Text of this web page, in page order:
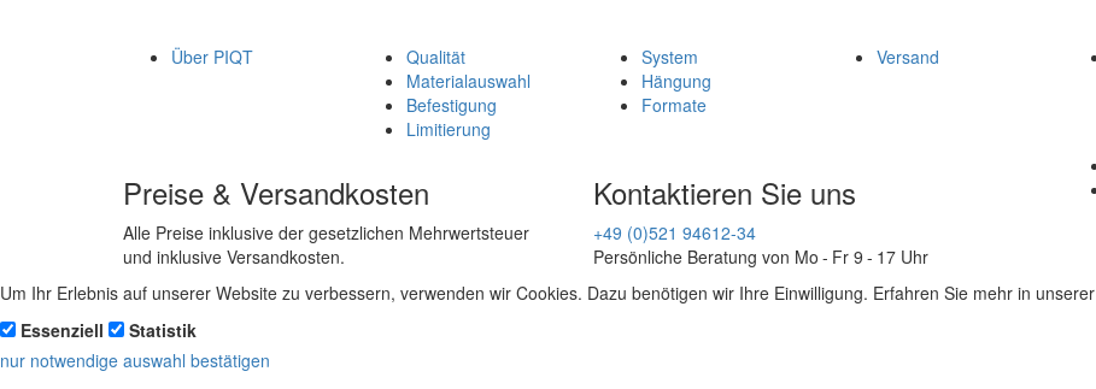
Über PIQT
Qualität
Materialauswahl
Befestigung
Limitierung
System
Hängung
Formate
Versand
Preise & Versandkosten
Alle Preise inklusive der gesetzlichen Mehrwertsteuer
und inklusive Versandkosten.
Kontaktieren Sie uns
+49 (0)521 94612-34
Persönliche Beratung von Mo - Fr 9 - 17 Uhr
Um Ihr Erlebnis auf unserer Website zu verbessern, verwenden wir Cookies. Dazu benötigen wir Ihre Einwilligung. Erfahren Sie mehr in unserer
Essenziell
Statistik
nur notwendige auswahl bestätigen